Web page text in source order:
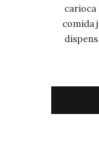
carioca
comida